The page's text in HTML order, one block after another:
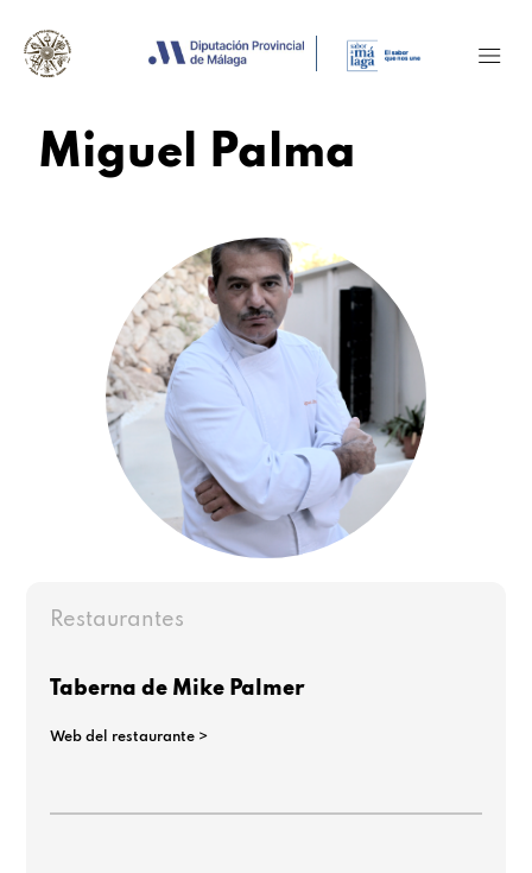
Miguel Palma
Restaurantes
Taberna de Mike Palmer
Web del restaurante >